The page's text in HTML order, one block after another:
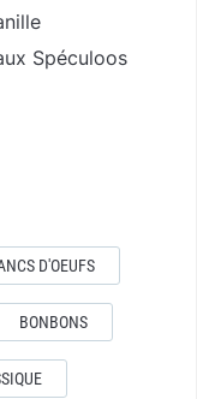
Spéculoos
D'OEUFS
BONBONS